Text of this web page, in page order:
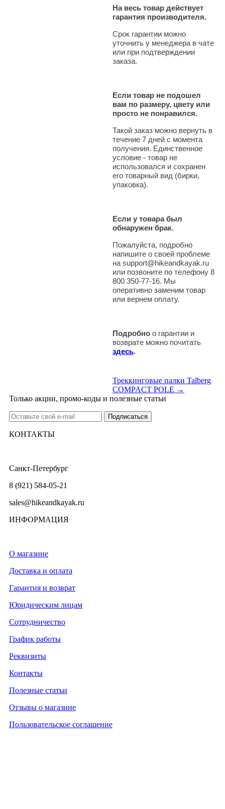
На весь товар действует
гарантия производителя.
Срок гарантии можно
уточнить у менеджера в чате
или при подтверждении
заказа.
Если товар не подошел
вам по размеру, цвету или
просто не понравился.
Такой заказ можно вернуть в
течение 7 дней с момента
получения. Единственное
условие - товар не
использовался и сохранен
его товарный вид (бирки,
упаковка).
Если у товара был
обнаружен брак.
Пожалуйста, подробно
напишите о своей проблеме
на support@hikeandkayak.ru
или позвоните по телефону 8
800 350-77-16. Мы
оперативно заменим товар
или вернем оплату.
Подробно о гарантии и
возврате можно почитать
здесь.
Треккинговые палки Talberg
COMPACT POLE →
Только акции, промо-коды и полезные статьи
КОНТАКТЫ
Санкт-Петербург
8 (921) 584-05-21
sales@hikeandkayak.ru
ИНФОРМАЦИЯ
О магазине
Доставка и оплата
Гарантия и возврат
Юридическим лицам
Сотрудничество
График работы
Реквизиты
Контакты
Полезные статьи
Отзывы о магазине
Пользовательское соглашение